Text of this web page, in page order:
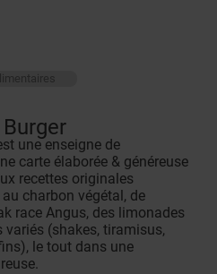
une enseigne de
carte élaborée & généreuse
recettes originales
charbon végétal, de
race Angus, des limonades
variés (shakes, tiramisus,
le tout dans une